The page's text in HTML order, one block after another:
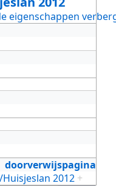
eigenschappen
doorverwijspagina
Huisjeslan 2012 +